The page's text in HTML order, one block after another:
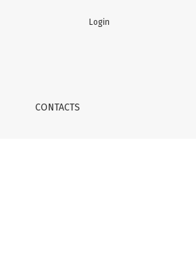
CONTACTS
Login